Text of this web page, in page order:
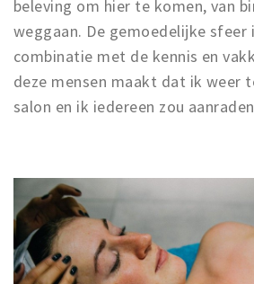
beleving om hier te komen, van
weggaan. De gemoedelijke sfeer
combinatie met de kennis en
deze mensen maakt dat ik weer
salon en ik iedereen zou